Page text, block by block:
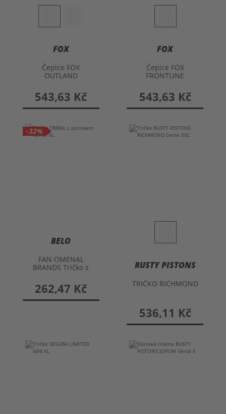
FOX
Čepice FOX
OUTLAND
543,63 Kč
FOX
Čepice FOX
FRONTLINE
543,63 Kč
-32%
BELO
FAN OMENAL
BRANDS Tričko s
262,47 Kč
RUSTY PISTONS
TRIČKO RICHMOND
536,11 Kč